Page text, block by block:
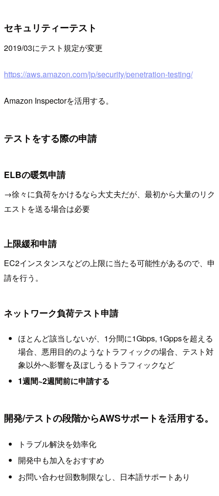
セキュリティーテスト
2019/03にテスト規定が変更
https://aws.amazon.com/jp/security/penetration-testing/
Amazon Inspectorを活用する。
テストをする際の申請
ELBの暖気申請
→徐々に負荷をかけるなら大丈夫だが、最初から大量のリク
エストを送る場合は必要
上限緩和申請
EC2インスタンスなどの上限に当たる可能性があるので、申
請を行う。
ネットワーク負荷テスト申請
ほとんど該当しないが、1分間に1Gbps, 1Gppsを超える
場合、悪用目的のようなトラフィックの場合、テスト対
象以外へ影響を及ぼしうるトラフィックなど
1週間~2週間前に申請する
開発/テストの段階からAWSサポートを活用する。
トラブル解決を効率化
開発中も加入をおすすめ
お問い合わせ回数制限なし、日本語サポートあり